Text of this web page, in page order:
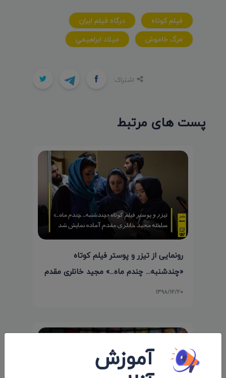
فيلم کوتاه
درگاه فيلم ايران
مرگ خاموش
ميلاد ابراهيمي
اشتراک:
پست های مرتبط
رونمایی از تیزر و پوستر فیلم کوتاه
«چندشنبه... چندم ماه...» مجید خانلری مقدم
۱۳۹۸/۱۲/۲۰
آموزش